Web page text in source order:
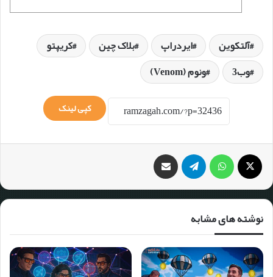
آلتکوین ایردراپ بلاک چین
کریپتو
وب3
ونوم (Venom)
کپی لینک
نوشته های مشابه